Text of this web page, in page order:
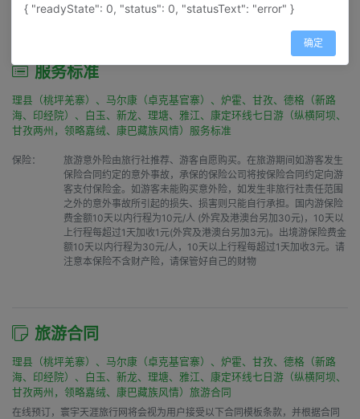
餐食： 早餐【自理】 午餐【自理】 晚餐【自理】
服务标准
理县（桃坪羌寨）、马尔康（卓克基官寨）、炉霍、甘孜、德格（新路
海、印经院）、白玉、新龙、理塘、雅江、康定环线七日游（纵横阿坝、
甘孜两州，领略嘉绒、康巴藏族风情）服务标准
保险：
旅游意外险由旅行社推荐、游客自愿购买。在旅游期间如游客发生
保险合同约定的意外事故，承保的保险公司将按保险合同约定向游
客支付保险金。如游客未能购买意外险，如发生非旅行社责任范围
之外的意外事故所引起的损失、损害则只能自行承担。国内游保险
费金额10天以内行程为10元/人 (外宾及港澳台另加30元)，10天以
上行程每超过1天加收1元(外宾及港澳台另加3元)。出境游保险费金
额10天以内行程为30元/人，10天以上行程每超过1天加收3元。请
注意本保险不含财产险，请保管好自己的财物
旅游合同
理县（桃坪羌寨）、马尔康（卓克基官寨）、炉霍、甘孜、德格（新路
海、印经院）、白玉、新龙、理塘、雅江、康定环线七日游（纵横阿坝、
甘孜两州，领略嘉绒、康巴藏族风情）旅游合同
在线预订，寰宇天涯旅行网将会视为用户接受以下合同模板条款，并根据合同
{ "readyState": 0, "status": 0, "statusText": "error" }
确定